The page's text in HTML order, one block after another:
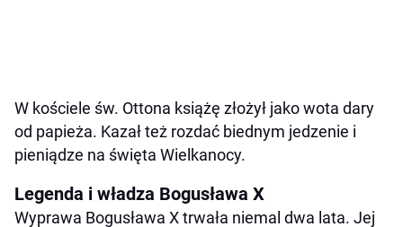
W kościele św. Ottona książę złożył jako wota dary
od papieża. Kazał też rozdać biednym jedzenie i
pieniądze na święta Wielkanocy.
Legenda i władza Bogusława X
Wyprawa Bogusława X trwała niemal dwa lata. Jej